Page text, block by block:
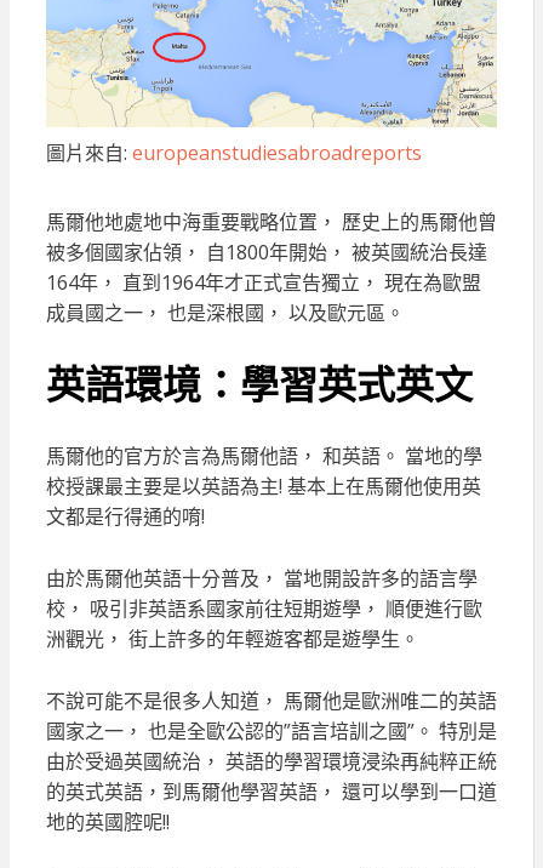
圖片來自: europeanstudiesabroadreports
馬爾他地處地中海重要戰略位置， 歷史上的馬爾他曾
被多個國家佔領， 自1800年開始， 被英國統治長達
164年， 直到1964年才正式宣告獨立， 現在為歐盟
成員國之一， 也是深根國， 以及歐元區。
英語環境：學習英式英文
馬爾他的官方於言為馬爾他語， 和英語。 當地的學
校授課最主要是以英語為主! 基本上在馬爾他使用英
文都是行得通的唷!
由於馬爾他英語十分普及， 當地開設許多的語言學
校， 吸引非英語系國家前往短期遊學， 順便進行歐
洲觀光， 街上許多的年輕遊客都是遊學生。
不說可能不是很多人知道， 馬爾他是歐洲唯二的英語
國家之一， 也是全歐公認的”語言培訓之國”。 特別是
由於受過英國統治， 英語的學習環境浸染再純粹正統
的英式英語，到馬爾他學習英語， 還可以學到一口道
地的英國腔呢!!